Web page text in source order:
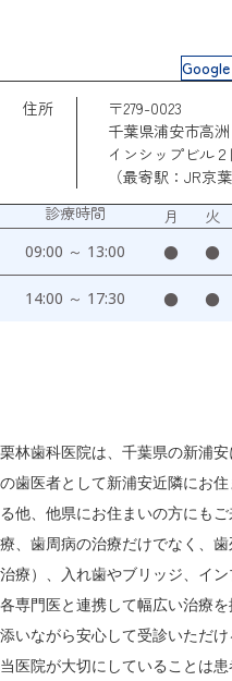
住所
〒279-0023
千葉県浦安市高
インシップビル
（最寄駅：JR京
診療時間
月 火
09:00 ～ 13:00 ● ●
14:00 ～ 17:30 ● ●
栗林歯科医院は、千葉県の新浦
の歯医者として新浦安近隣にお
る他、他県にお住まいの方にも
療、歯周病の治療だけでなく、
治療）、入れ歯やブリッジ、イ
各専門医と連携して幅広い治療
添いながら安心して受診いただ
当医院が大切にしていることは